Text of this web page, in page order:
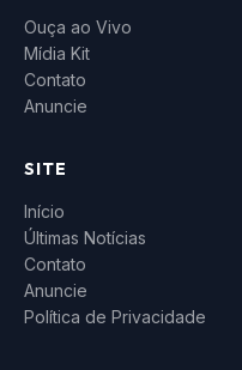
Ouça ao Vivo
Mídia Kit
Contato
Anuncie
SITE
Início
Últimas Notícias
Contato
Anuncie
Política de Privacidade